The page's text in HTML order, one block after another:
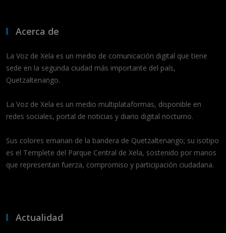
Acerca de
La Voz de Xela es un medio de comunicación digital que tiene
sede en la segunda ciudad más importante del país,
Quetzaltenango.
La Voz de Xela es un medio multiplataformas, disponible en
redes sociales, portal de noticias y diario digital nocturno.
Sus colores emanan de la bandera de Quetzaltenango; su isotipo
es el Templete del Parque Central de Xela, sostenido por manos
que representan fuerza, compromiso y participación ciudadana.
Actualidad